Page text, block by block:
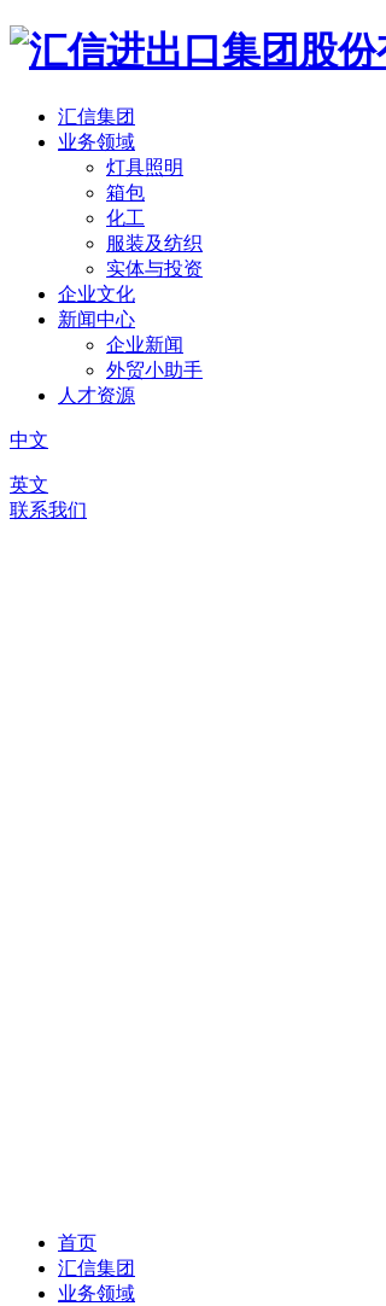
汇信集团
业务领域
灯具照明
箱包
化工
服装及纺织
实体与投资
企业文化
新闻中心
企业新闻
外贸小助手
人才资源
中文
英文
联系我们
首页
汇信集团
业务领域